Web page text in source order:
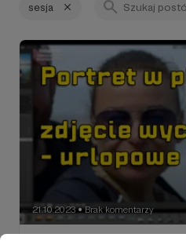
sesja
21.10.2023 ● Brak komentarzy